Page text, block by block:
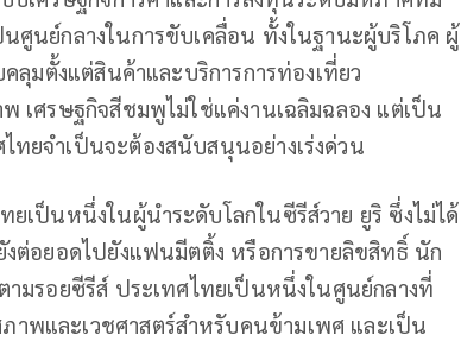
ศูนย์กลางในการขับเคลื่อน ทั้งในฐานะผู้บริโภค ผู้
ลุมตั้งแต่สินค้าและบริการการท่องเที่ยว
เศรษฐกิจสีชมพูไม่ใช่แค่งานเฉลิมฉลอง แต่เป็น
ทยจำเป็นจะต้องสนับสนุนอย่างเร่งด่วน
ยเป็นหนึ่งในผู้นำระดับโลกในซีรีส์วาย ยูริ ซึ่งไม่ได้
ต่อยอดไปยังแฟนมีตติ้ง หรือการขายลิขสิทธิ์ นัก
ามรอยซีรีส์ ประเทศไทยเป็นหนึ่งในศูนย์กลางที่
พและเวชศาสตร์สำหรับคนข้ามเพศ และเป็น